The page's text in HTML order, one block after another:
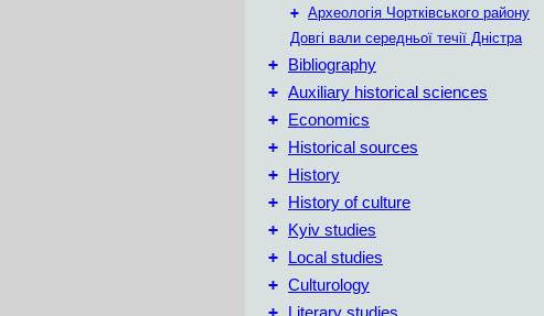
+ Археологія Чортківського району
Довгі вали середньої течії Дністра
+ Bibliography
+ Auxiliary historical sciences
+ Economics
+ Historical sources
+ History
+ History of culture
+ Kyiv studies
+ Local studies
+ Culturology
+